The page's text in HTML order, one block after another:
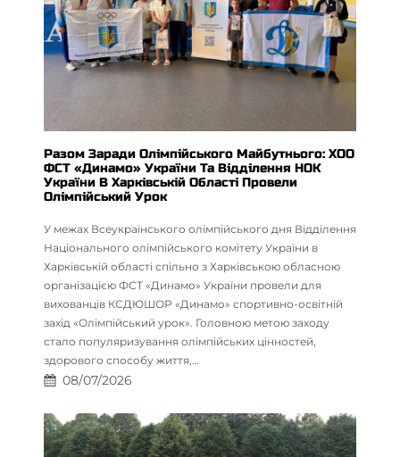
Разом Заради Олімпійського Майбутнього: ХОО
ФСТ «Динамо» України Та Відділення НОК
України В Харківській Області Провели
Олімпійський Урок
У межах Всеукраїнського олімпійського дня Відділення
Національного олімпійського комітету України в
Харківській області спільно з Харківською обласною
організацією ФСТ «Динамо» України провели для
вихованців КСДЮШОР «Динамо» спортивно-освітній
захід «Олімпійський урок». Головною метою заходу
стало популяризування олімпійських цінностей,
здорового способу життя,…
08/07/2026